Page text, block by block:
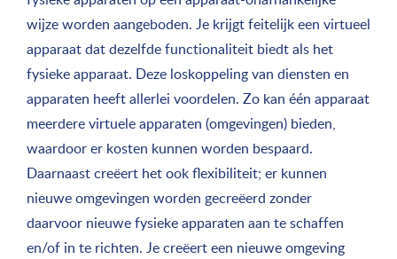
wijze worden aangeboden. Je krijgt feitelijk een virtueel
apparaat dat dezelfde functionaliteit biedt als het
fysieke apparaat. Deze loskoppeling van diensten en
apparaten heeft allerlei voordelen. Zo kan één apparaat
meerdere virtuele apparaten (omgevingen) bieden,
waardoor er kosten kunnen worden bespaard.
Daarnaast creëert het ook flexibiliteit; er kunnen
nieuwe omgevingen worden gecreëerd zonder
daarvoor nieuwe fysieke apparaten aan te schaffen
en/of in te richten. Je creëert een nieuwe omgeving